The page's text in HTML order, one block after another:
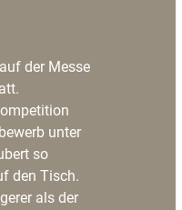
der Messe
unter
so
den Tisch.
als der